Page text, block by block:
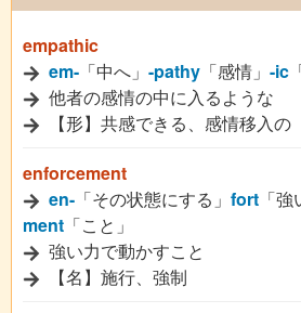
empathic
em- 「中へ」 -pathy 「感情」 -ic
他者の感情の中に入るような
【形】共感できる、感情移入の
enforcement
en- 「その状態にする」 fort 「
ment 「こと」
強い力で動かすこと
【名】施行、強制